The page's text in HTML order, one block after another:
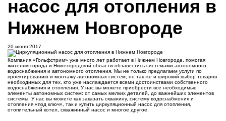
насос для отопления в
Нижнем Новгороде
20 июня 2017
Компания «Гольфстрим» уже много лет работает в Нижнем Новгороде, помогая
жителям города и Нижегородской области обзавестись системами автономного
водоснабжения и автономного отопления. Мы не только предлагаем услуги по
проектированию и монтажу автономных систем, но так же и широкий выбор товаров
необходимых для тех, кто уже наслаждается всеми достоинствами собственного
водоснабжения и отопления. У нас вы можете приобрести все необходимые
элементы автономных систем: от самых мелких деталей, до важнейших элементов
системы. У нас вы можете как заказать скважину, систему водоснабжения и
отопления «под ключ», так и купить циркуляционный насос для отопления,
отопительный котел, скважинный насос и многое другое.